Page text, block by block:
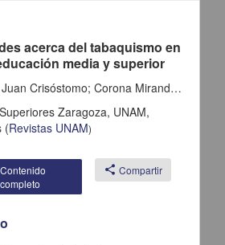
acerca del tabaquismo en
media y superior
Martínez Berriozabal, Juan Crisóstomo; Corona Miranda, Rodolfo Hipólito; Silva Bautista, José De Jesús; Romero Uribe, Leonel; Herrera Escobar, Nallely Venazir
Zaragoza, UNAM,
(Revistas UNAM)
Contenido
completo
share Compartir